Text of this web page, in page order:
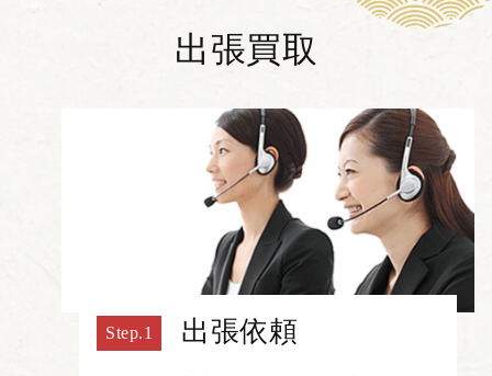
出張買取
出張依頼